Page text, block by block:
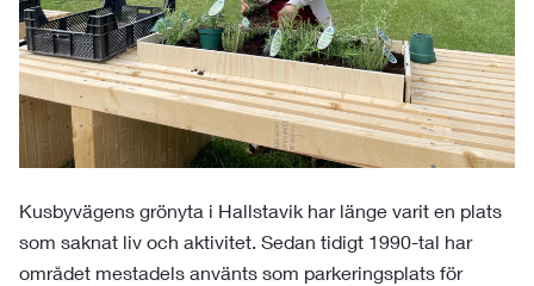
Kusbyvägens grönyta i Hallstavik har länge varit en plats
som saknat liv och aktivitet. Sedan tidigt 1990-tal har
området mestadels använts som parkeringsplats för